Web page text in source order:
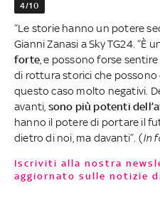
4/10
“Le storie hanno un potere
Gianni Zanasi a Sky TG24. “È
forte , e possono forse
di rottura storici che possono
questo caso molto negativi.
avanti, sono più potenti
hanno il potere di portare il
dietro di noi, ma davanti”. (In
Iscriviti alla nostra newsletter per restare
aggiornato sulle notizie